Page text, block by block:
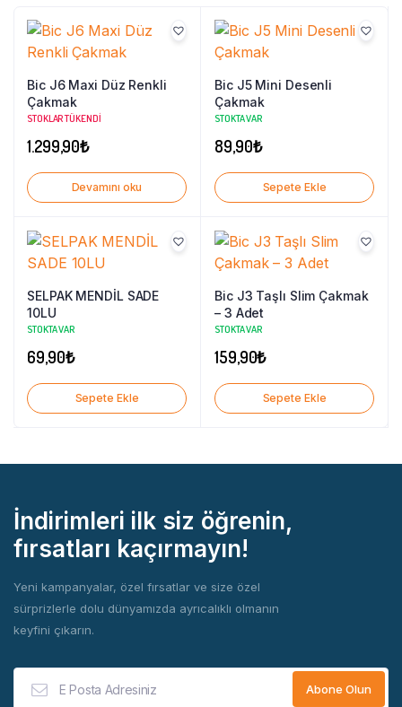
Bic J6 Maxi Düz Renkli
Çakmak
STOKLAR TÜKENDI
1.299,90₺
Devamını oku
Bic J5 Mini Desenli
Çakmak
STOKTA VAR
89,90₺
Sepete Ekle
SELPAK MENDİL SADE
10LU
STOKTA VAR
69,90₺
Sepete Ekle
Bic J3 Taşlı Slim Çakmak
– 3 Adet
STOKTA VAR
159,90₺
Sepete Ekle
İndirimleri ilk siz öğrenin,
fırsatları kaçırmayın!
Yeni kampanyalar, özel fırsatlar ve size özel
sürprizlerle dolu dünyamızda ayrıcalıklı olmanın
keyfini çıkarın.